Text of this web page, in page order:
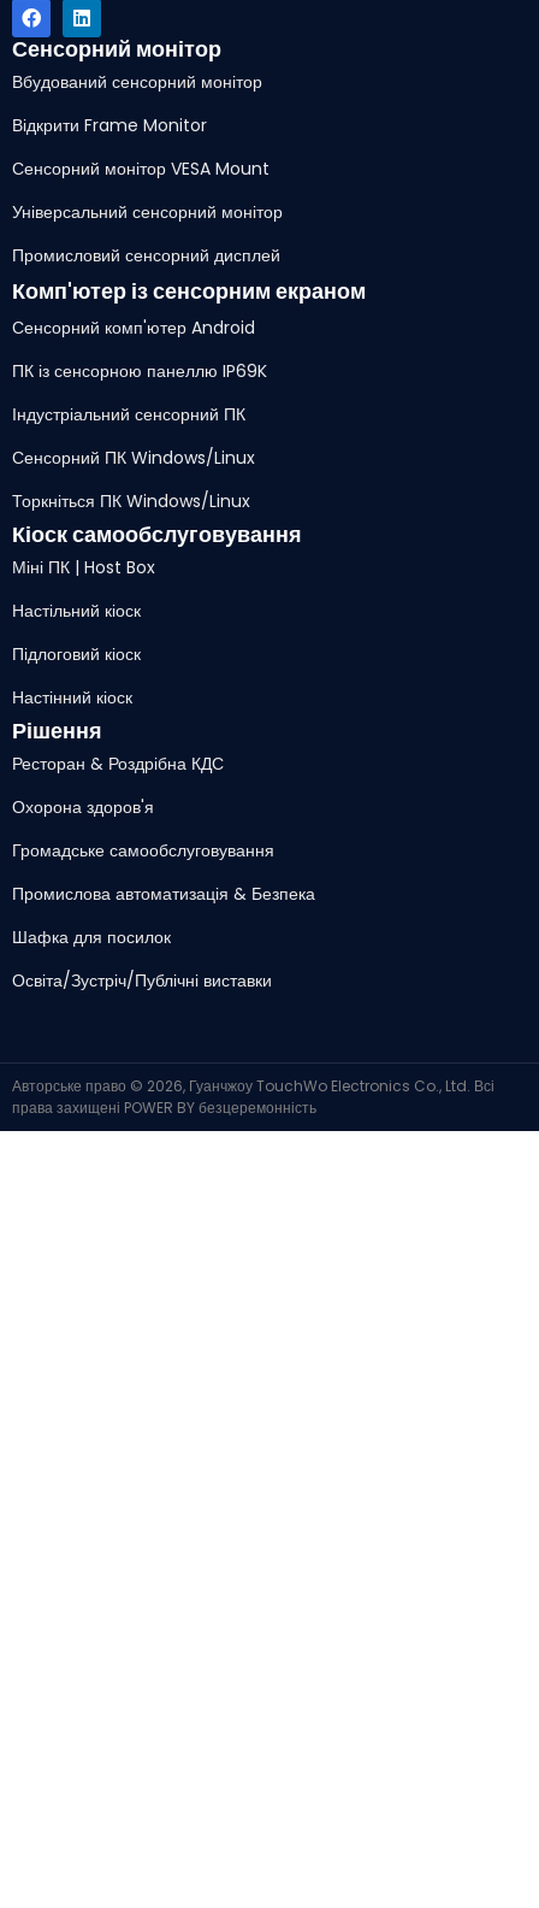
Сенсорний монітор
Вбудований сенсорний монітор
Відкрити Frame Monitor
Сенсорний монітор VESA Mount
Універсальний сенсорний монітор
Промисловий сенсорний дисплей
Комп'ютер із сенсорним екраном
Сенсорний комп'ютер Android
ПК із сенсорною панеллю IP69K
Індустріальний сенсорний ПК
Сенсорний ПК Windows/Linux
Торкніться ПК Windows/Linux
Кіоск самообслуговування
Міні ПК | Host Box
Настільний кіоск
Підлоговий кіоск
Настінний кіоск
Рішення
Ресторан & Роздрібна КДС
Охорона здоров'я
Громадське самообслуговування
Промислова автоматизація & Безпека
Шафка для посилок
Освіта/Зустріч/Публічні виставки
Авторське право © 2026, Гуанчжоу TouchWo Electronics Co., Ltd. Всі
права захищені POWER BYбезцеремонність